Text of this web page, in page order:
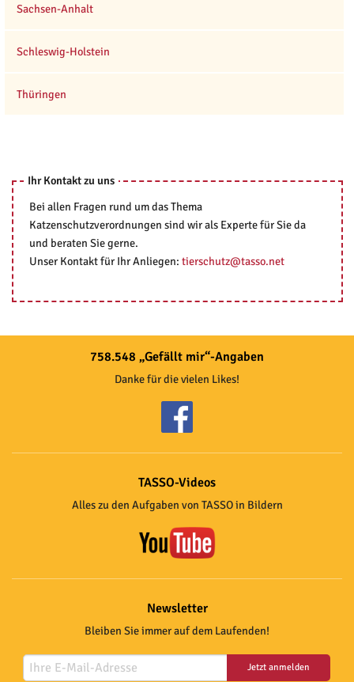
Sachsen-Anhalt
Schleswig-Holstein
Thüringen
Ihr Kontakt zu uns
Bei allen Fragen rund um das Thema
Katzenschutzverordnungen sind wir als Experte für Sie da
und beraten Sie gerne.
Unser Kontakt für Ihr Anliegen: tierschutz@tasso.net
758.548 „Gefällt mir“-Angaben
Danke für die vielen Likes!
TASSO-Videos
Alles zu den Aufgaben von TASSO in Bildern
Newsletter
Bleiben Sie immer auf dem Laufenden!
Jetzt anmelden